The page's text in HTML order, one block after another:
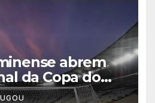
abrem
da Copa do
feira